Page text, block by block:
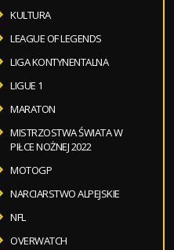
KULTURA
LEAGUE OF LEGENDS
LIGA KONTYNENTALNA
LIGUE 1
MARATON
MISTRZOSTWA ŚWIATA W
PIŁCE NOŻNEJ 2022
MOTOGP
NARCIARSTWO ALPEJSKIE
NFL
OVERWATCH